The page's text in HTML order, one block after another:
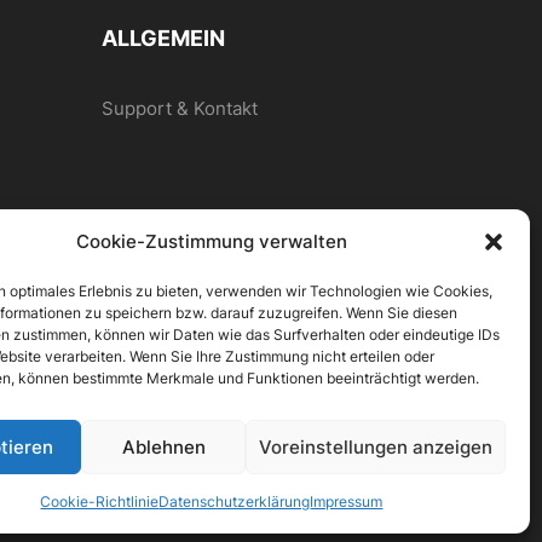
Cookie-Zustimmung verwalten
optimales Erlebnis zu bieten, verwenden wir Technologien wie Cookies,
zu speichern bzw. darauf zuzugreifen. Wenn Sie diesen
zustimmen, können wir Daten wie das Surfverhalten oder eindeutige IDs
verarbeiten. Wenn Sie Ihre Zustimmung nicht erteilen oder
können bestimmte Merkmale und Funktionen beeinträchtigt werden.
Ablehnen Voreinstellungen anzeigen
Cookie-RichtlinieDatenschutzerklärungImpressum
ALLGEMEIN
Support & Kontakt